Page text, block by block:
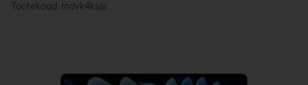
Tootekood: mdvk4ks/a